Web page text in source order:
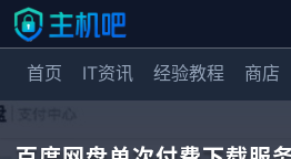
首页 IT资讯 经验教程 商店